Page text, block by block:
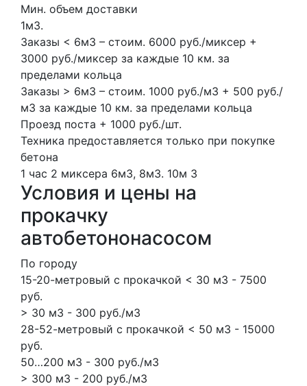
Мин. объем доставки
1м3.
Заказы < 6м3 – стоим. 6000 руб./миксер +
3000 руб./миксер за каждые 10 км. за
пределами кольца
Заказы > 6м3 – стоим. 1000 руб./м3 + 500 руб./
м3 за каждые 10 км. за пределами кольца
Проезд поста + 1000 руб./шт.
Техника предоставляется только при покупке
бетона
1 час 2 миксера 6м3, 8м3. 10м 3
Условия и цены на
прокачку
автобетононасосом
По городу
15-20-метровый с прокачкой < 30 м3 - 7500
руб.
> 30 м3 - 300 руб./м3
28-52-метровый с прокачкой < 50 м3 - 15000
руб.
50…200 м3 - 300 руб./м3
> 300 м3 - 200 руб./м3